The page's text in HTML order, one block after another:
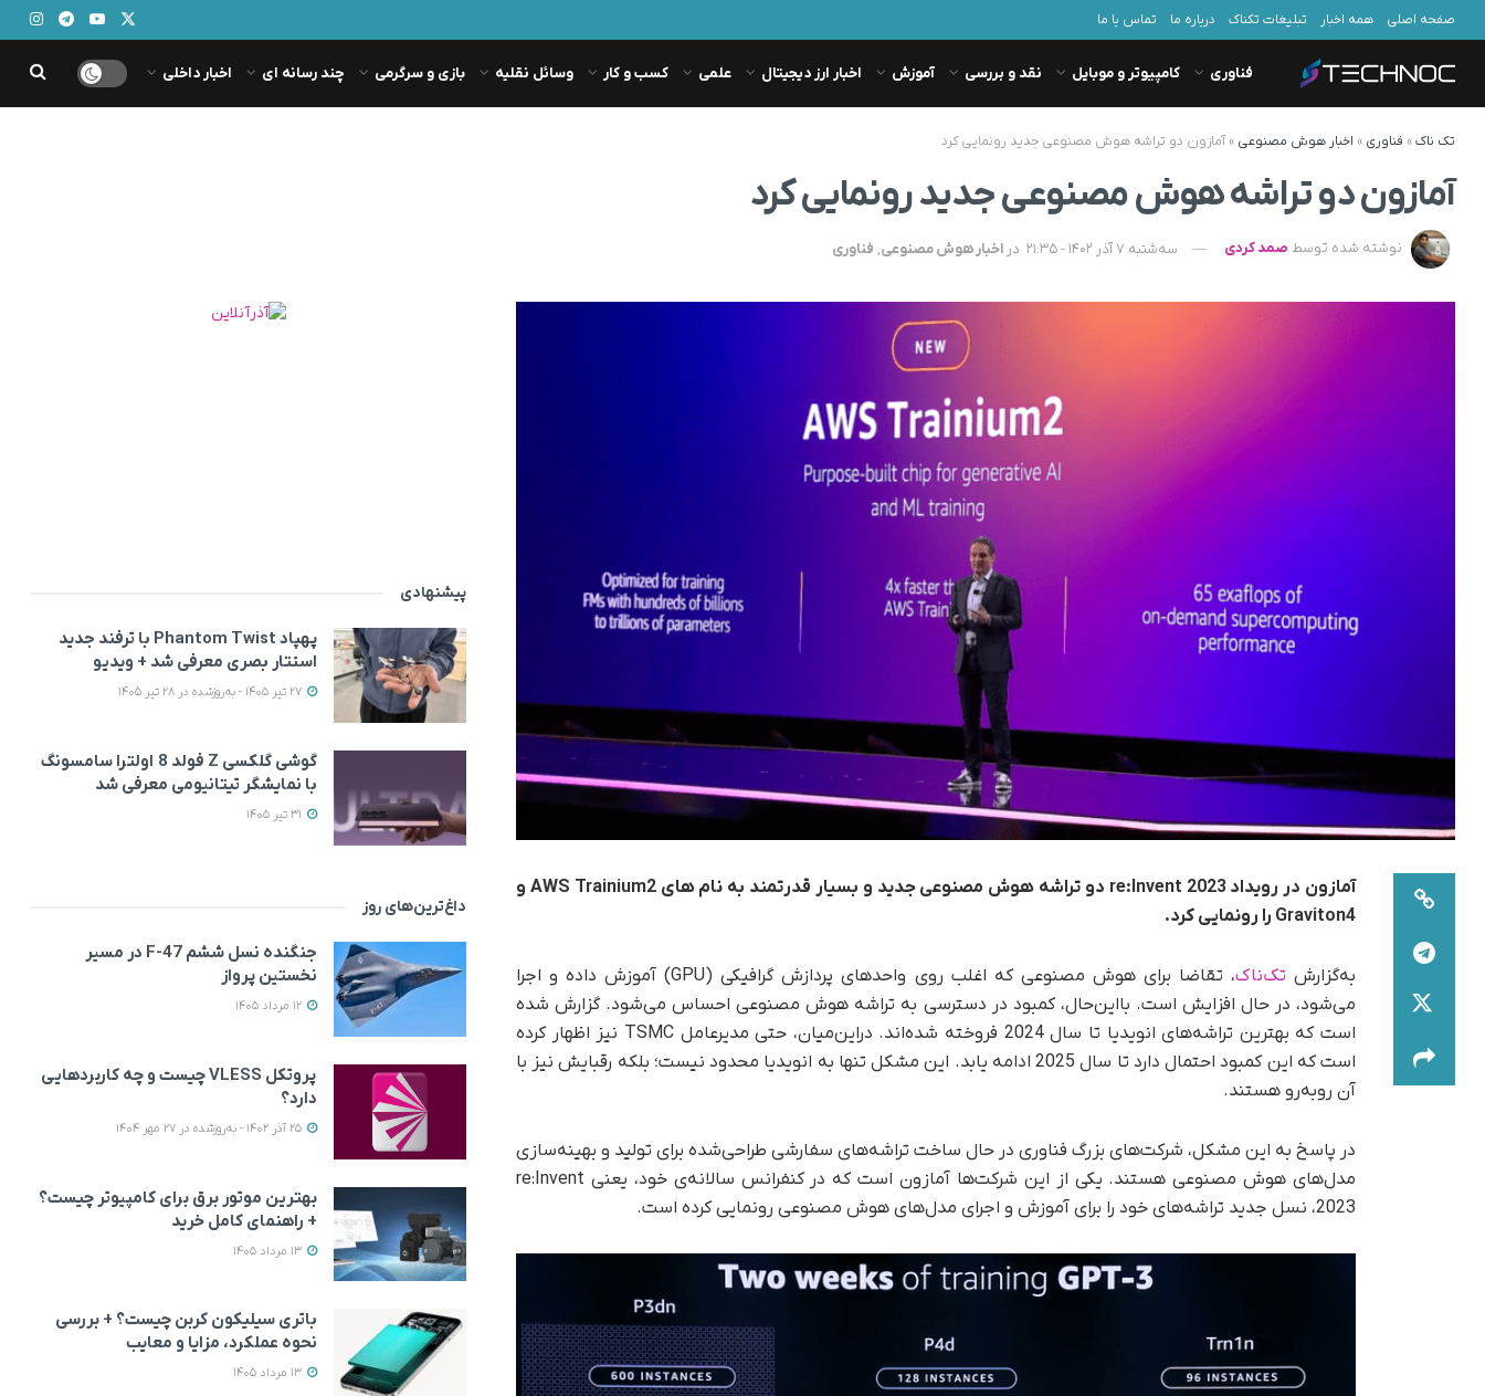
صفحه اصلی همه اخبار تبلیغات تکناک درباره ما تماس با ما
فناوری کامپیوتر و موبایل نقد و بررسی آموزش اخبار ارز دیجیتال علمی کسب و کار وسائل نقلیه بازی و سرگرمی چند رسانه ای اخبار داخلی
تک ناک» فناوری » اخبار هوش مصنوعی » آمازون دو تراشه هوش مصنوعی جدید رونمایی کرد
آمازون دو تراشه هوش مصنوعی جدید رونمایی کرد
نوشته شده توسط صمد کردی سه‌شنبه 7 آذر 1402 - 21:35 در اخبار هوش مصنوعی, فناوری
آمازون در رویداد re:Invent 2023 دو تراشه هوش مصنوعی جدید و بسیار قدرتمند به نام های AWS Trainium2 و
Graviton4 را رونمایی کرد.
به‌گزارش تک‌ناک
، تقاضا برای هوش مصنوعی که اغلب روی واحدهای پردازش گرافیکی (GPU) آموزش داده و اجرا
می‌شود، در حال افزایش است. بااین‌حال، کمبود در دسترسی به تراشه هوش مصنوعی احساس می‌شود. گزارش شده
است که بهترین تراشه‌های انویدیا تا سال 2024 فروخته شده‌اند. دراین‌میان، حتی مدیرعامل TSMC نیز اظهار کرده
است که این کمبود احتمال دارد تا سال 2025 ادامه یابد. این مشکل تنها به انویدیا محدود نیست؛ بلکه رقبایش نیز با
آن روبه‌رو هستند.
در پاسخ به این مشکل، شرکت‌های بزرگ فناوری در حال ساخت تراشه‌های سفارشی طراحی‌شده برای تولید و بهینه‌سازی
مدل‌های هوش مصنوعی هستند. یکی از این شرکت‌ها آمازون است که در کنفرانس سالانه‌ی خود، یعنی re:Invent
2023، نسل جدید تراشه‌های خود را برای آموزش و اجرای مدل‌های هوش مصنوعی رونمایی کرده است.
پیشنهادی
پهپاد Phantom Twist با ترفند جدید
استتار بصری معرفی شد + ویدیو
گوشی گلکسی Z فولد 8 اولترا سامسونگ
با نمایشگر تیتانیومی معرفی شد
داغ‌ترین‌های روز
جنگنده نسل ششم F-47 در مسیر
نخستین پرواز
پروتکل VLESS چیست و چه کاربردهایی
دارد؟
بهترین موتور برق برای کامپیوتر چیست؟
+ راهنمای کامل خرید
باتری سیلیکون کربن چیست؟ + بررسی
نحوه عملکرد، مزایا و معایب